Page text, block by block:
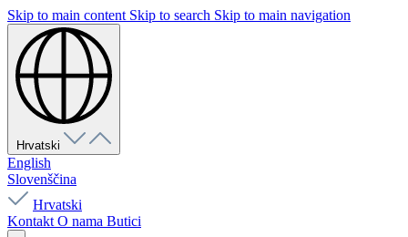
Skip to main content Skip to search Skip to main navigation
Hrvatski
English
Slovenščina
Hrvatski
Kontakt O nama Butici